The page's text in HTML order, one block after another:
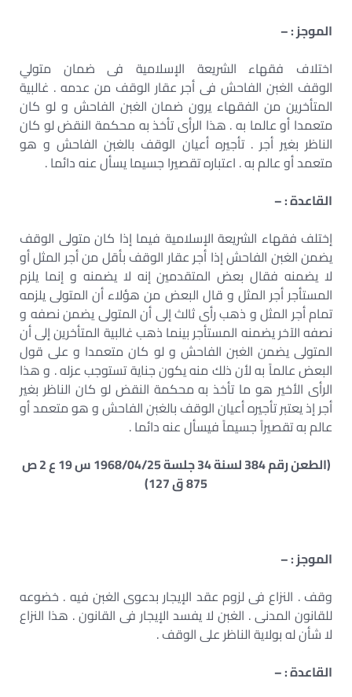
الموجز : –
اختلاف فقهاء الشريعة الإسلامية فى ضمان متولي
الوقف الغبن الفاحش فى أجر عقار الوقف من عدمه . غالبية
المتأخرين من الفقهاء يرون ضمان الغبن الفاحش و لو كان
متعمدا أو عالما به . هذا الرأى تأخذ به محكمة النقض لو كان
الناظر بغير أجر . تأجيره أعيان الوقف بالغبن الفاحش و هو
متعمد أو عالم به . اعتباره تقصيرا جسيما يسأل عنه دائما .
القاعدة : –
إختلف فقهاء الشريعة الإسلامية فيما إذا كان متولى الوقف
يضمن الغبن الفاحش إذا أجر عقار الوقف بأقل من أجر المثل أو
لا يضمنه فقال بعض المتقدمين إنه لا يضمنه و إنما يلزم
المستأجر أجر المثل و قال البعض من هؤلاء أن المتولى يلزمه
تمام أجر المثل و ذهب رأى ثالث إلى أن المتولى يضمن نصفه و
نصفه الآخر يضمنه المستأجر بينما ذهب غالبية المتأخرين إلى أن
المتولى يضمن الغبن الفاحش و لو كان متعمدا و على قول
البعض عالماً به لأن ذلك منه يكون جناية تستوجب عزله . و هذا
الرأى الأخير هو ما تأخذ به محكمة النقض لو كان الناظر بغير
أجر إذ يعتبر تأجيره أعيان الوقف بالغبن الفاحش و هو متعمد أو
عالم به تقصيراً جسيماً فيسأل عنه دائما .
(الطعن رقم 384 لسنة 34 جلسة 1968/04/25 س 19 ع 2 ص
875 ق 127)
الموجز : –
وقف . النزاع فى لزوم عقد الإيجار بدعوى الغبن فيه . خضوعه
للقانون المدنى . الغبن لا يفسد الإيجار فى القانون . هذا النزاع
لا شأن له بولاية الناظر على الوقف .
القاعدة : –